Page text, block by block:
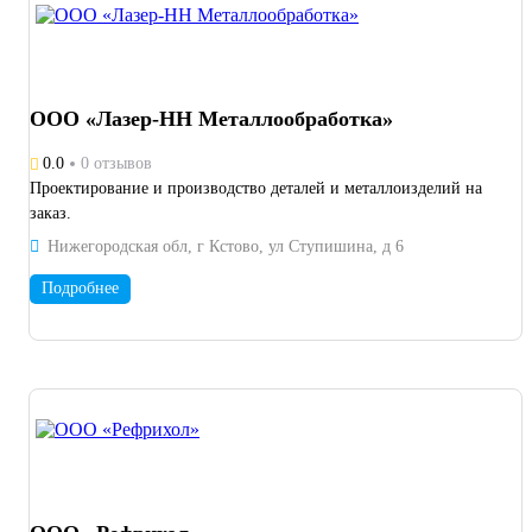
ООО «Лазер-НН Металлообработка»
0.0
0 отзывов
Проектирование и производство деталей и металлоизделий на
заказ.
Нижегородская обл, г Кстово, ул Ступишина, д 6
Подробнее